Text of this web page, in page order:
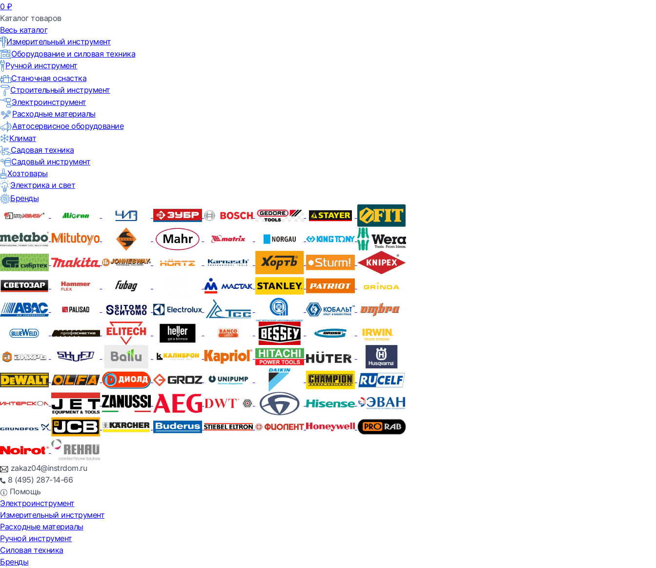
0 ₽
Каталог товаров
Весь каталог
Измерительный инструмент
Оборудование и силовая техника
Ручной инструмент
Станочная оснастка
Строительный инструмент
Электроинструмент
Расходные материалы
Автосервисное оборудование
Климат
Садовая техника
Садовый инструмент
Хозтовары
Электрика и свет
Бренды
zakaz04@instrdom.ru
8 (495) 287-14-66
Помощь
Электроинструмент
Измерительный инструмент
Расходные материалы
Ручной инструмент
Силовая техника
Бренды